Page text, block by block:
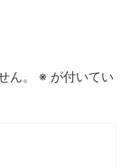
ん。 ※ が付いてい